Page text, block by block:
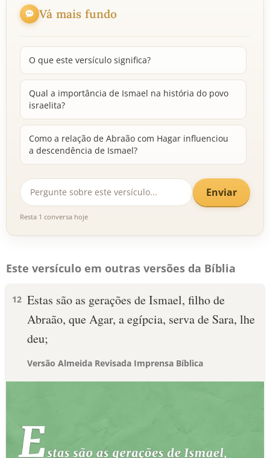
Vá mais fundo
O que este versículo significa?
Qual a importância de Ismael na história do povo
israelita?
Como a relação de Abraão com Hagar influenciou
a descendência de Ismael?
Enviar
Resta 1 conversa hoje
Este versículo em outras versões da Bíblia
12 Estas são as gerações de Ismael, filho de
Abraão, que Agar, a egípcia, serva de Sara, lhe
deu;
Versão Almeida Revisada Imprensa Bíblica